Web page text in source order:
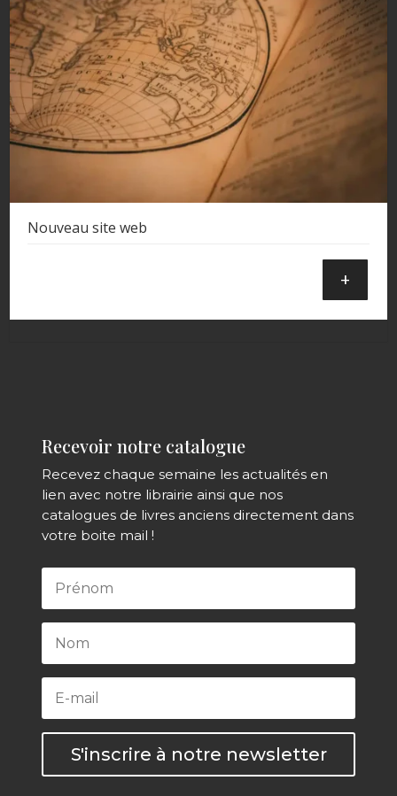
Nouveau site web
+
Recevoir notre catalogue
Recevez chaque semaine les actualités en
lien avec notre librairie ainsi que nos
catalogues de livres anciens directement dans
votre boite mail !
S'inscrire à notre newsletter